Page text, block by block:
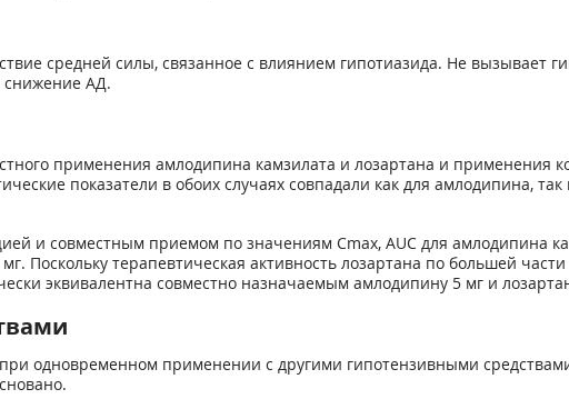
средней силы, связанное с влиянием гипотиазида. Не вызывает
АД.
применения амлодипина камзилата и лозартана и применения
показатели в обоих случаях совпадали как для амлодипина, так
и совместным приемом по значениям Cmax, AUC для амлодипина
Поскольку терапевтическая активность лозартана по большей
эквивалентна совместно назначаемым амлодипину 5 мг и
одновременном применении с другими гипотензивными